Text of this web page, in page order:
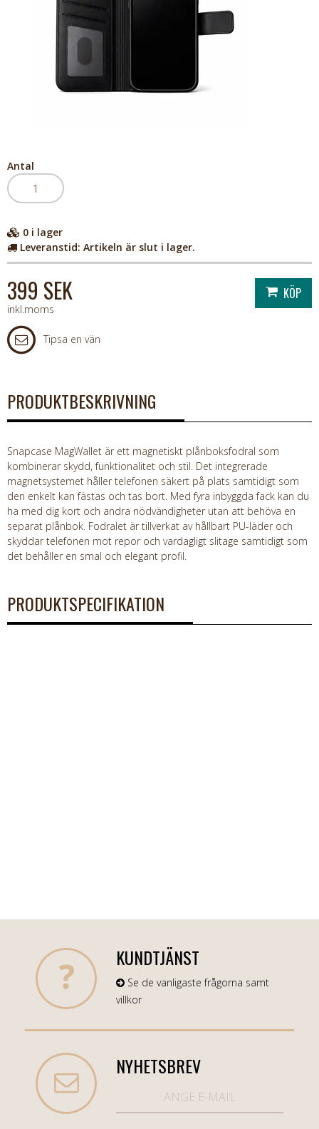
Antal
0 i lager
Leveranstid: Artikeln är slut i lager.
399 SEK
inkl.moms
Tipsa en vän
PRODUKTBESKRIVNING
Snapcase MagWallet är ett magnetiskt plånboksfodral som
kombinerar skydd, funktionalitet och stil. Det integrerade
magnetsystemet håller telefonen säkert på plats samtidigt som
den enkelt kan fästas och tas bort. Med fyra inbyggda fack kan du
ha med dig kort och andra nödvändigheter utan att behöva en
separat plånbok. Fodralet är tillverkat av hållbart PU-läder och
skyddar telefonen mot repor och vardagligt slitage samtidigt som
det behåller en smal och elegant profil.
PRODUKTSPECIFIKATION
KUNDTJÄNST
Se de vanligaste frågorna samt
villkor
NYHETSBREV